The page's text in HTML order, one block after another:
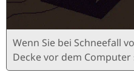
Wenn Sie bei Schneefall
Decke vor dem Computer